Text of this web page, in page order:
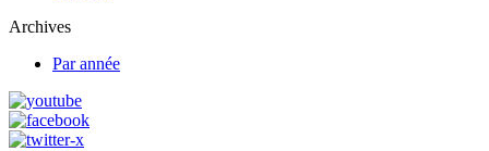
Archives
Par année